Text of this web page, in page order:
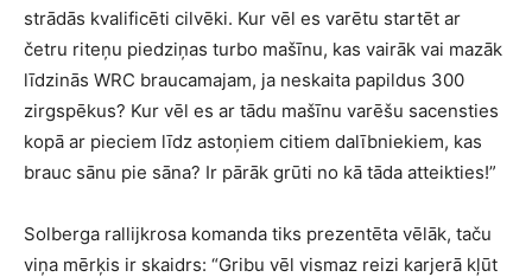
strādās kvalificēti cilvēki. Kur vēl es varētu startēt ar
četru riteņu piedziņas turbo mašīnu, kas vairāk vai mazāk
līdzinās WRC braucamajam, ja neskaita papildus 300
zirgspēkus? Kur vēl es ar tādu mašīnu varēšu sacensties
kopā ar pieciem līdz astoņiem citiem dalībniekiem, kas
brauc sānu pie sāna? Ir pārāk grūti no kā tāda atteikties!”
Solberga rallijkrosa komanda tiks prezentēta vēlāk, taču
viņa mērķis ir skaidrs: “Gribu vēl vismaz reizi karjerā kļūt